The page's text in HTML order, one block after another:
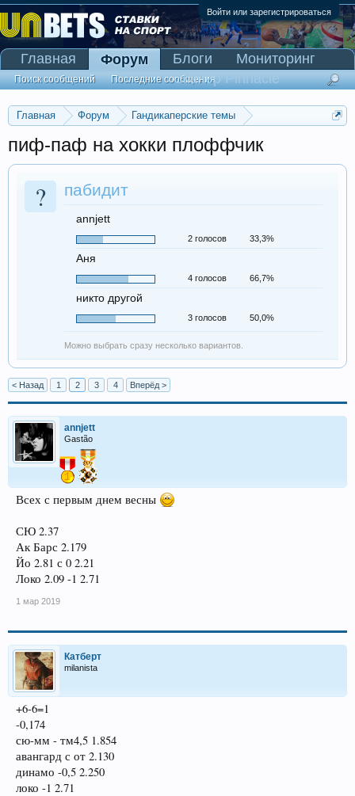
Войти или зарегистрироваться
Главная Форум
Гандикаперские темы
пиф-паф на хокки плоффчик
? пабидит
annjett
2 голосов 33,3%
Аня
4 голосов 66,7%
никто другой
3 голосов 50,0%
Можно выбрать сразу несколько вариантов.
< Назад 1 2 3 4 Вперёд >
annjett
Gastão
Всех с первым днем весны
СЮ 2.37
Ак Барс 2.179
Йо 2.81 с 0 2.21
Локо 2.09 -1 2.71
1 мар 2019
Катберт
milanista
+6-6=1
-0,174
сю-мм - тм4,5 1.854
авангард с от 2.130
динамо -0,5 2.250
локо -1 2.71
Главная Форум
Поиск сообщений Последние сообщения
Блоги
Мониторинг
Сканер Pinnacle